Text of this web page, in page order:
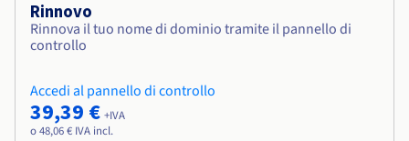
Rinnovo
Rinnova il tuo nome di dominio tramite il pannello di
controllo
Accedi al pannello di controllo
39,39 € +IVA
o 48,06 € IVA incl.